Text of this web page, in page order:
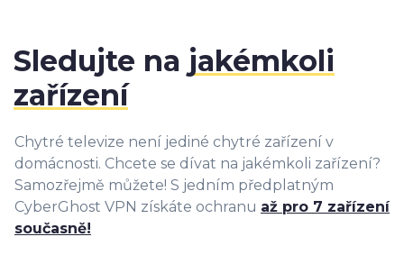
Sledujte na jakémkoli
zařízení
Chytré televize není jediné chytré zařízení v
domácnosti. Chcete se dívat na jakémkoli zařízení?
Samozřejmě můžete! S jedním předplatným
CyberGhost VPN získáte ochranu až pro 7 zařízení
současně!